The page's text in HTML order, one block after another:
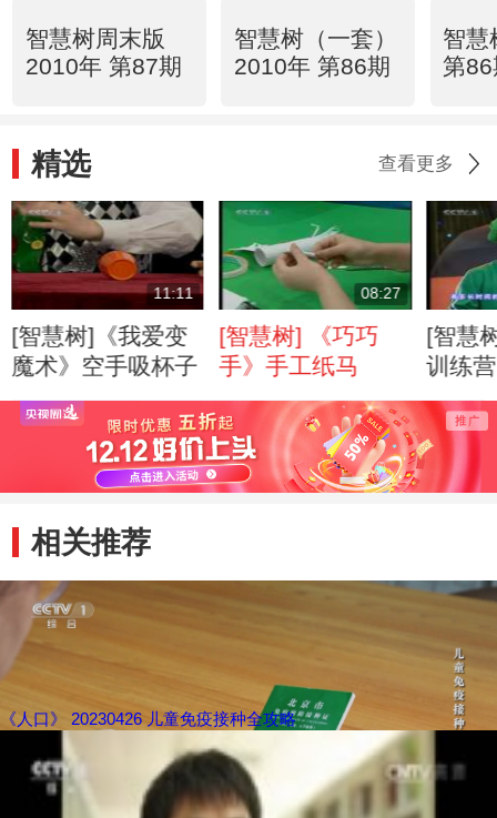
智慧树周末版
2010年 第87期
智慧树（一套）
2010年 第86期
智慧
第
精选 查看更多
11:11
[智慧树]《我爱变
魔术》空手吸杯子
08:27
[智慧树] 《巧巧
手》手工纸马
[智慧
训练
相关推荐
《人口》 20230426 儿童免疫接种全攻略